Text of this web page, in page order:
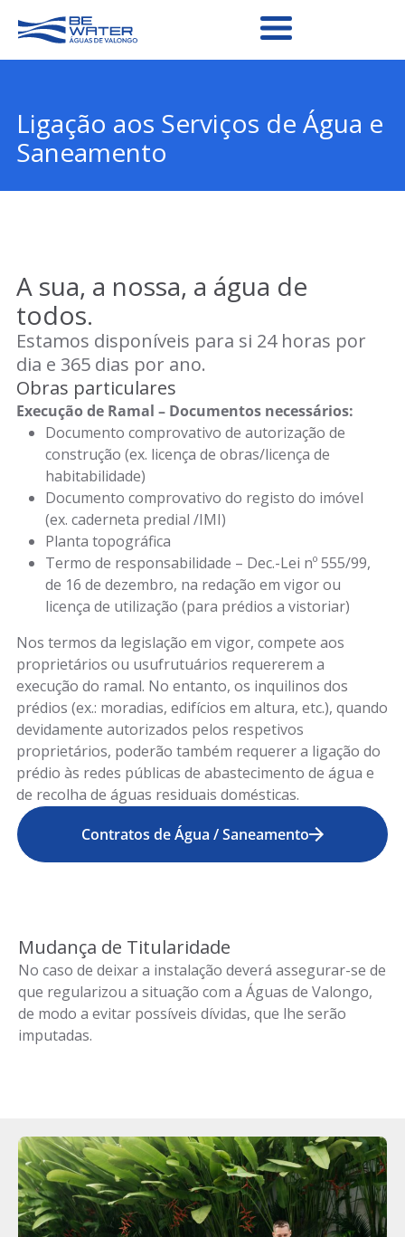
Ligação aos Serviços de Água e
Saneamento
A sua, a nossa, a água de
todos.
Estamos disponíveis para si 24 horas por
dia e 365 dias por ano.
Obras particulares
Execução de Ramal – Documentos necessários:
Documento comprovativo de autorização de
construção (ex. licença de obras/licença de
habitabilidade)
Documento comprovativo do registo do imóvel
(ex. caderneta predial /IMI)
Planta topográfica
Termo de responsabilidade – Dec.-Lei nº 555/99,
de 16 de dezembro, na redação em vigor ou
licença de utilização (para prédios a vistoriar)
Nos termos da legislação em vigor, compete aos
proprietários ou usufrutuários requererem a
execução do ramal. No entanto, os inquilinos dos
prédios (ex.: moradias, edifícios em altura, etc.), quando
devidamente autorizados pelos respetivos
proprietários, poderão também requerer a ligação do
prédio às redes públicas de abastecimento de água e
de recolha de águas residuais domésticas.
Contratos de Água / Saneamento
Mudança de Titularidade
No caso de deixar a instalação deverá assegurar-se de
que regularizou a situação com a Águas de Valongo,
de modo a evitar possíveis dívidas, que lhe serão
imputadas.